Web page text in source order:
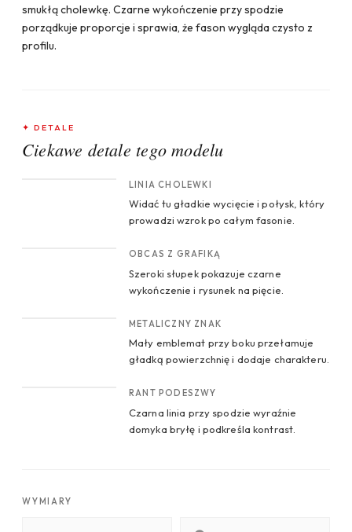
smukłą cholewkę. Czarne wykończenie przy spodzie
porządkuje proporcje i sprawia, że fason wygląda czysto z
profilu.
✦ DETALE
Ciekawe detale tego modelu
LINIA CHOLEWKI
Widać tu gładkie wycięcie i połysk, który
prowadzi wzrok po całym fasonie.
OBCAS Z GRAFIKĄ
Szeroki słupek pokazuje czarne
wykończenie i rysunek na pięcie.
METALICZNY ZNAK
Mały emblemat przy boku przełamuje
gładką powierzchnię i dodaje charakteru.
RANT PODESZWY
Czarna linia przy spodzie wyraźnie
domyka bryłę i podkreśla kontrast.
WYMIARY